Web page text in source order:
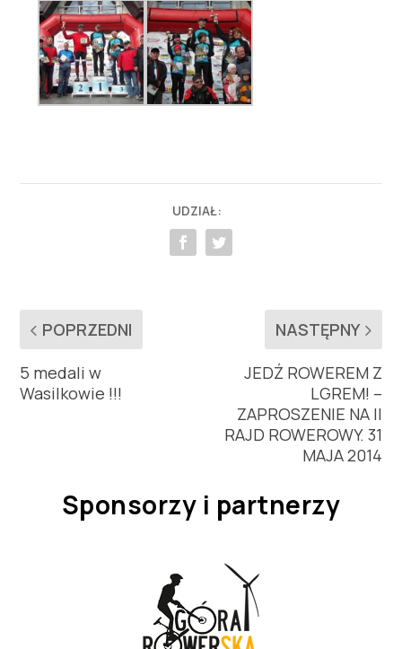
UDZIAŁ:
POPRZEDNI
5 medali w
Wasilkowie !!!
NASTĘPNY
JEDŹ ROWEREM Z
LGREM! –
ZAPROSZENIE NA II
RAJD ROWEROWY. 31
MAJA 2014
Sponsorzy i partnerzy